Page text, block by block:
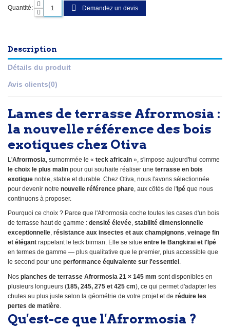
Quantité: Demandez un devis
Description
Détails du produit
Avis clients(0)
Lames de terrasse Afrormosia :
la nouvelle référence des bois
exotiques chez Otiva
L'Afrormosia , surnommée le « teck africain », s'impose aujourd'hui comme
le choix le plus malin pour qui souhaite réaliser une terrasse en bois
exotique noble, stable et durable. Chez Otiva, nous l'avons sélectionnée
pour devenir notre nouvelle référence phare , aux côtés de l'Ipé que nous
continuons à proposer.
Pourquoi ce choix ? Parce que l'Afrormosia coche toutes les cases d'un bois
de terrasse haut de gamme : densité élevée, stabilité dimensionnelle
exceptionnelle, résistance aux insectes et aux champignons, veinage fin
et élégant rappelant le teck birman. Elle se situe entre le Bangkirai et l'Ipé
en termes de gamme — plus qualitative que le premier, plus accessible que
le second pour une performance équivalente sur l'essentiel .
Nos planches de terrasse Afrormosia 21 × 145 mm sont disponibles en
plusieurs longueurs (185, 245, 275 et 425 cm), ce qui permet d'adapter les
chutes au plus juste selon la géométrie de votre projet et de réduire les
pertes de matière.
Qu'est-ce que l'Afrormosia ?